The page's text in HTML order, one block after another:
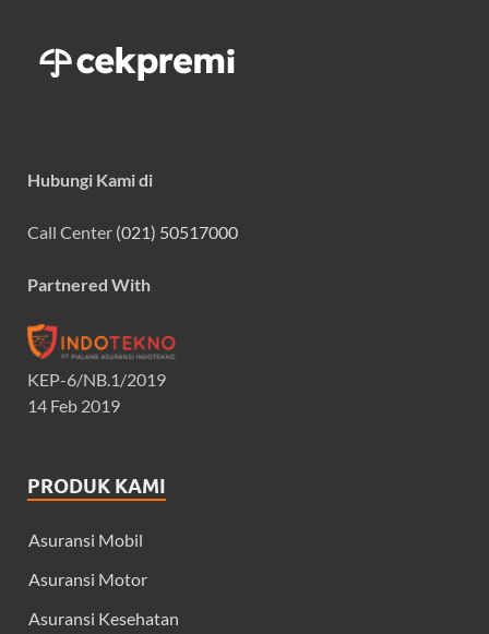
Hubungi Kami di
Call Center (021) 50517000
Partnered With
KEP-6/NB.1/2019
14 Feb 2019
PRODUK KAMI
Asuransi Mobil
Asuransi Motor
Asuransi Kesehatan